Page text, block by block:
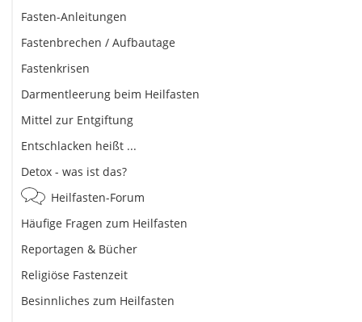
Fasten-Anleitungen
Fastenbrechen / Aufbautage
Fastenkrisen
Darmentleerung beim Heilfasten
Mittel zur Entgiftung
Entschlacken heißt ...
Detox - was ist das?
Heilfasten-Forum
Häufige Fragen zum Heilfasten
Reportagen & Bücher
Religiöse Fastenzeit
Besinnliches zum Heilfasten